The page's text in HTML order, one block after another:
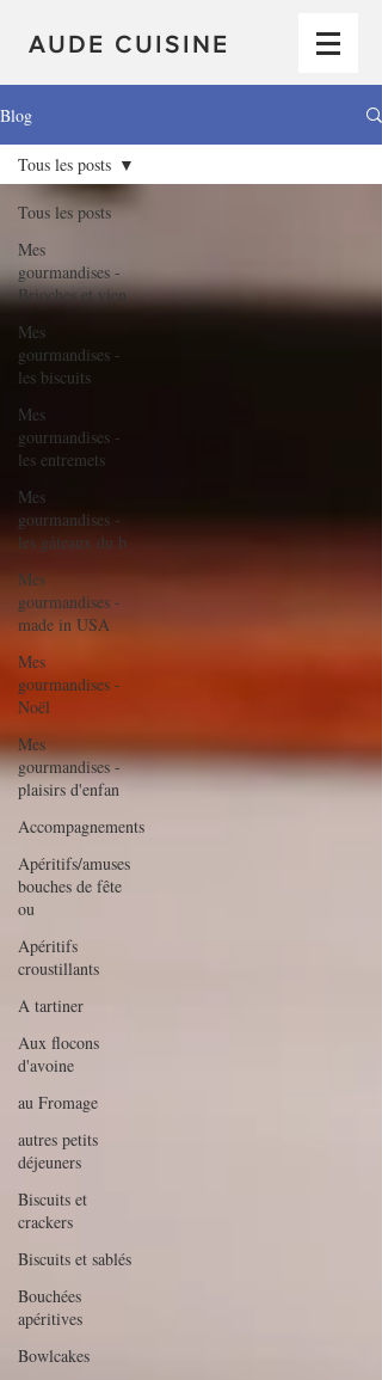
AUDE CUISINE
Blog
Tous les posts
Mes
gourmandises -
Brioches et vien
Mes
gourmandises -
les biscuits
Mes
gourmandises -
les entremets
Mes
gourmandises -
les gâteaux du b
Mes
gourmandises -
made in USA
Mes
gourmandises -
Noël
Mes
gourmandises -
plaisirs d'enfan
Accompagnements
Apéritifs/amuses
bouches de fête
ou
Apéritifs
croustillants
A tartiner
Aux flocons
d'avoine
au Fromage
autres petits
déjeuners
Biscuits et
crackers
Biscuits et sablés
Bouchées
apéritives
Bowlcakes
Tous les posts